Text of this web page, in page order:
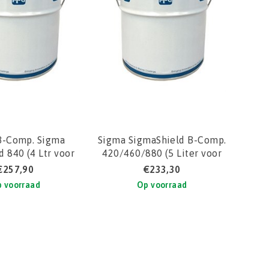
Comp. Sigma
840 (4 Ltr voor
Ltr set)
voorraad
Sigma SigmaShield B-Comp.
420/460/880 (5 Liter voor
20Liter Set)
€233,30
Op voorraad